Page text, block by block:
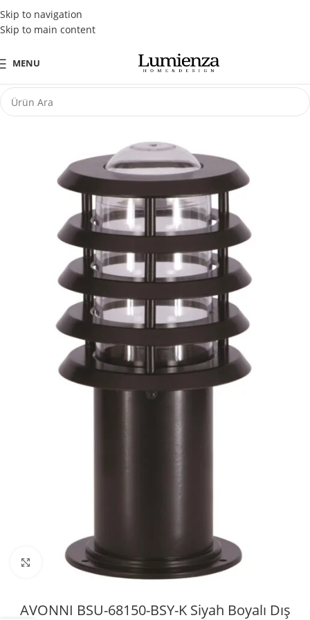
Skip to navigation
Skip to main content
Tüm Kredi Kartlarına Peşin Fiyatına 3 Taksit Fırsatı
MENU
Büyütmek için tıklayın
AVONNI BSU-68150-BSY-K Siyah Boyalı Dış